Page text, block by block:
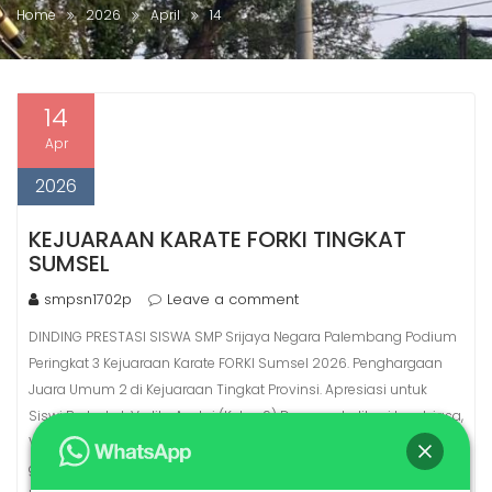
Home 2026 April 14
14
Apr
2026
KEJUARAAN KARATE FORKI TINGKAT
SUMSEL
smpsn1702p Leave a comment
DINDING PRESTASI SISWA SMP Srijaya Negara Palembang Podium
Peringkat 3 Kejuaraan Karate FORKI Sumsel 2026. Penghargaan
Juara Umum 2 di Kejuaraan Tingkat Provinsi. Apresiasi untuk
Siswi Berbakat: Verlita Azahri (Kelas 9) Dengan dedikasi luar biasa,
Verlita telah mengharumkan nama sekolah melalui prestasi
gemilang di bidang karate sepanjang tahun 2026: Juara